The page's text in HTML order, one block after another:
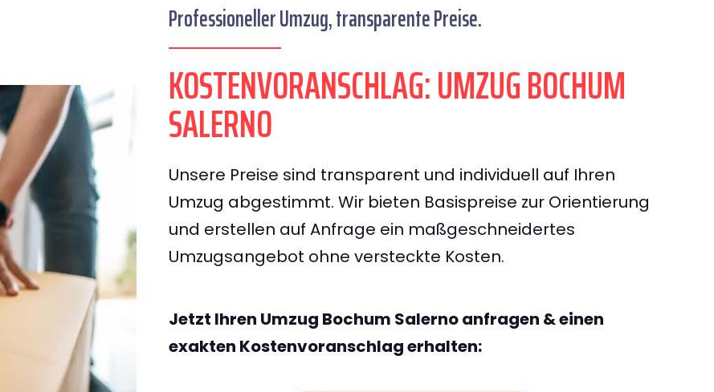
Professioneller Umzug, transparente Preise.
KOSTENVORANSCHLAG: UMZUG BOCHUM
SALERNO
Unsere Preise sind transparent und individuell auf Ihren
Umzug abgestimmt. Wir bieten Basispreise zur Orientierung
und erstellen auf Anfrage ein maßgeschneidertes
Umzugsangebot ohne versteckte Kosten.
Jetzt Ihren Umzug Bochum Salerno anfragen & einen
exakten Kostenvoranschlag erhalten: